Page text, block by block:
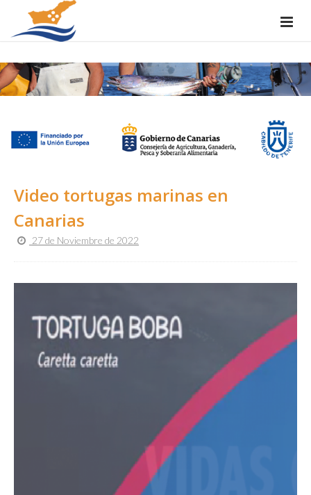
Video tortugas marinas en
Canarias
27 de Noviembre de 2022